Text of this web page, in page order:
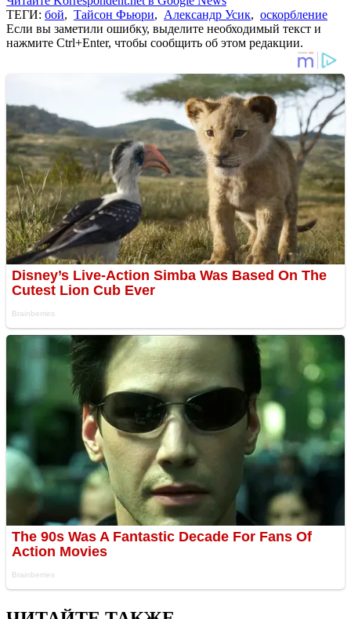
ТЕГИ: бой, Тайсон Фьюри, Александр Усик, оскорбление
Если вы заметили ошибку, выделите необходимый текст и
нажмите Ctrl+Enter, чтобы сообщить об этом редакции.